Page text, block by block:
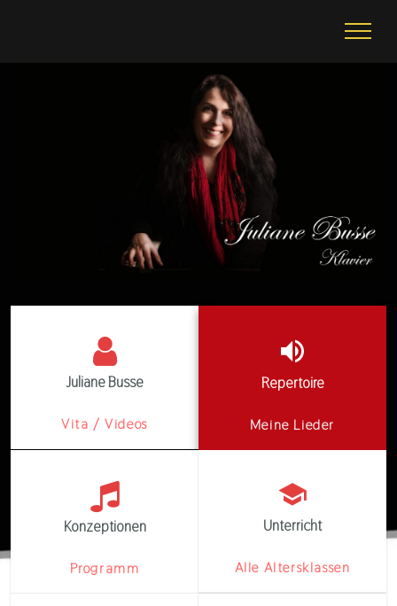
Juliane Busse
Vita / Videos
Repertoire
Meine Lieder
Konzeptionen
Programm
Unterricht
Alle Altersklassen